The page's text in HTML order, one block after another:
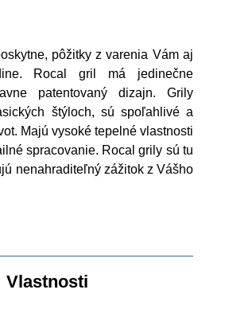
pôžitky z varenia Vám aj
Rocal gril má jedinečne
patentovaný dizajn. Grily
štýloch, sú spoľahlivé a
Majú vysoké tepelné vlastnosti
spracovanie. Rocal grily sú tu
nenahraditeľný zážitok z Vášho
Vlastnosti